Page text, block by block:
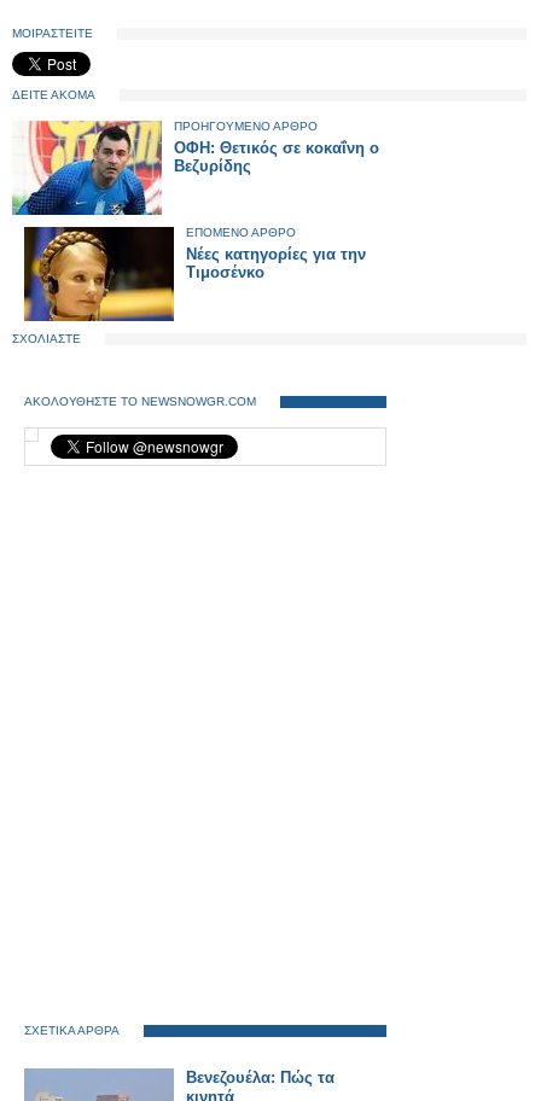
ΜΟΙΡΑΣΤΕΙΤΕ
ΔΕΙΤΕ ΑΚΟΜΑ
ΠΡΟΗΓΟΥΜΕΝΟ ΑΡΘΡΟ
ΟΦΗ: Θετικός σε κοκαΐνη ο
Βεζυρίδης
ΕΠΟΜΕΝΟ ΑΡΘΡΟ
Νέες κατηγορίες για την
Τιμοσένκο
ΣΧΟΛΙΑΣΤΕ
ΑΚΟΛΟΥΘΗΣΤΕ ΤΟ NEWSNOWGR.COM
ΣΧΕΤΙΚΑ ΑΡΘΡΑ
Βενεζουέλα: Πώς τα
κινητά